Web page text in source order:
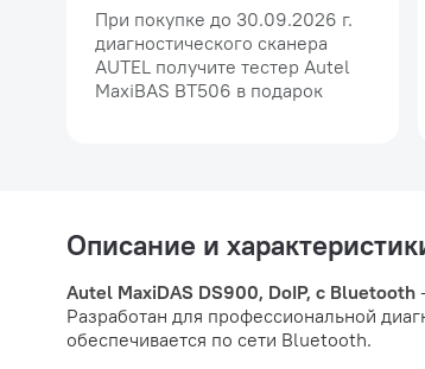
При покупке до 30.09.2026 г.
диагностического сканера
AUTEL получите тестер Autel
MaxiBAS BT506 в подарок
Описание и
Autel MaxiDAS DS900, DoIP, с Bluetooth
Разработан для профессиональной
обеспечивается по сети Bluetooth.